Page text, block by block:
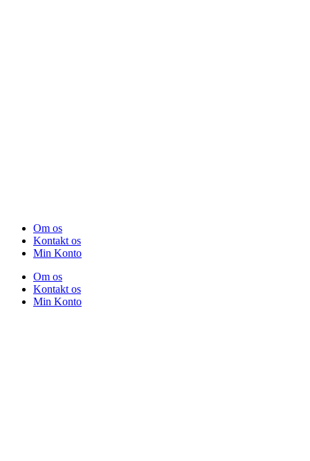
Om os
Kontakt os
Min Konto
Om os
Kontakt os
Min Konto